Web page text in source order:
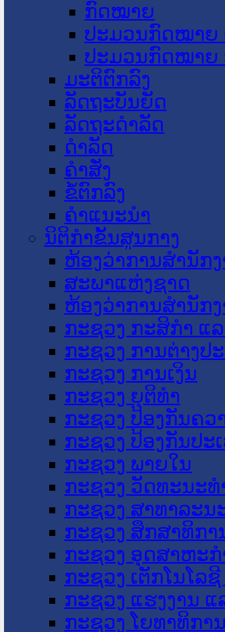
ກົດໝາຍ
ປະມວນກົດໝາຍ
ປະມວນກົດໝາຍ
ມະຕິຕົກລົງ
ລັດຖະບັນຍັດ
ລັດຖະດໍາລັດ
ດໍາລັດ
ຄໍາສັ່ງ
ຂໍ້ຕົກລົງ
ຄໍາແນະນໍາ
ນິຕິກໍາຂັ້ນສູນກາງ
ຫ້ອງວ່າການສໍານັກ
ສະພາແຫ່ງຊາດ
ຫ້ອງວ່າການສຳນັກ
ກະຊວງ ກະສິກຳ ແ
ກະຊວງ ການຕ່າງປ
ກະຊວງ ການເງິນ
ກະຊວງ ຍຸຕິທໍາ
ກະຊວງ ປ້ອງກັນຄວ
ກະຊວງ ປ້ອງກັນປະ
ກະຊວງ ພາຍໃນ
ກະຊວງ ວັດທະນະ
ກະຊວງ ສາທາລະນ
ກະຊວງ ສຶກສາທິກາ
ກະຊວງ ອຸດສາຫະ
ກະຊວງ ເຕັກໂນໂລ
ກະຊວງ ແຮງງານ
ກະຊວງ ໂຍທາທິກາ